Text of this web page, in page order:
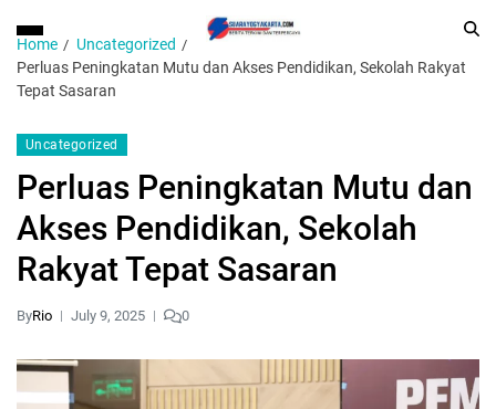
Home
Uncategorized
Perluas Peningkatan Mutu dan Akses Pendidikan, Sekolah Rakyat
Tepat Sasaran
Uncategorized
Perluas Peningkatan Mutu dan
Akses Pendidikan, Sekolah
Rakyat Tepat Sasaran
ByRio July 9, 2025 0